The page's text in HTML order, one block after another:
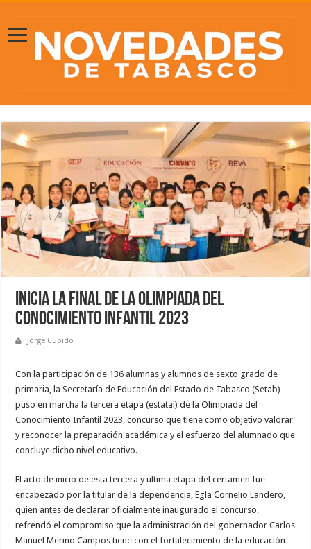
Inicia la final de la Olimpiada del
Conocimiento Infantil 2023
Jorge Cupido
Con la participación de 136 alumnas y alumnos de sexto grado de
primaria, la Secretaría de Educación del Estado de Tabasco (Setab)
puso en marcha la tercera etapa (estatal) de la Olimpiada del
Conocimiento Infantil 2023, concurso que tiene como objetivo valorar
y reconocer la preparación académica y el esfuerzo del alumnado que
concluye dicho nivel educativo.
El acto de inicio de esta tercera y última etapa del certamen fue
encabezado por la titular de la dependencia, Egla Cornelio Landero,
quien antes de declarar oficialmente inaugurado el concurso,
refrendó el compromiso que la administración del gobernador Carlos
Manuel Merino Campos tiene con el fortalecimiento de la educación